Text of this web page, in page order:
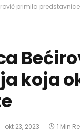
primila
koja
okt 23, 2023 1 Min